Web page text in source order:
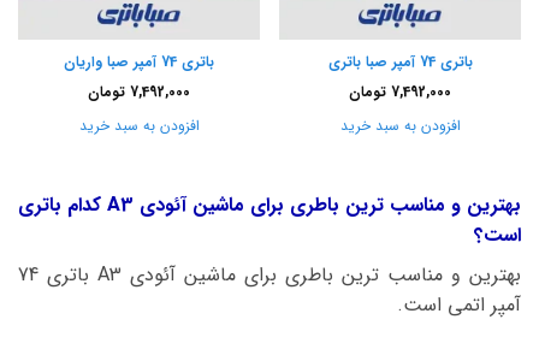
باتری 74 آمپر صبا باتری
7,492,000 تومان
افزودن به سبد خرید
باتری 74 آمپر صبا واریان
7,492,000 تومان
افزودن به سبد خرید
بهترین و مناسب ترین باطری برای ماشین آئودی A3 کدام باتری
است؟
بهترین و مناسب ترین باطری برای ماشین آئودی A3 باتری 74
آمپر اتمی است.